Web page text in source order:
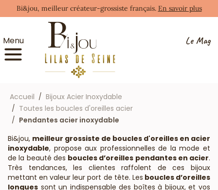
Bi&jou, meilleur créateur-grossiste français. En savoir plus
Menu Le Mag
Accueil
Bijoux Acier Inoxydable
Toutes les boucles d'oreilles acier
Pendantes acier inoxydable
Bi&jou, meilleur grossiste de boucles d'oreilles en acier
inoxydable, propose aux professionnelles de la mode et
de la beauté des boucles d’oreilles pendantes en acier.
Très tendances, les clientes raffolent de ces bijoux
mettant en valeur leur port de tête. Les boucles d’oreilles
longues sont un indispensable des boîtes à bijoux, et vos